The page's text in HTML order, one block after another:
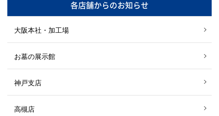
各店舗からのお知らせ
大阪本社・加工場
お墓の展示館
神戸支店
高槻店